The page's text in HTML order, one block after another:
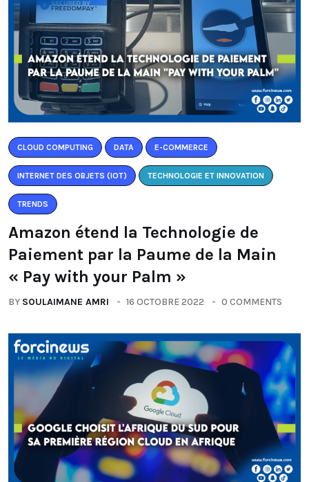
CLOUD COMPUTING DATA E-COMMERCE
INTERNET DES OBJETS (IOT) TECHNOLOGIE ET INNOVATION
TRENDS
Amazon étend la Technologie de
Paiement par la Paume de la Main
« Pay with your Palm »
BY SOULAIMANE AMRI 16 OCTOBRE 2022 0 COMMENTS